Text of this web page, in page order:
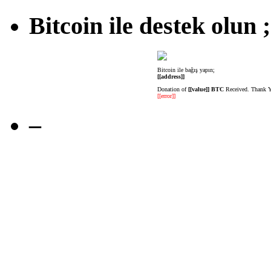
Bitcoin ile destek olun
Bitcoin ile bağış yapın;
[[address]]
Donation of [[value]] BTC Received. Thank
[[error]]
–